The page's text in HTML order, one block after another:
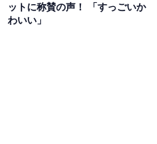
ットに称賛の声！ 「すっごいか
わいい」